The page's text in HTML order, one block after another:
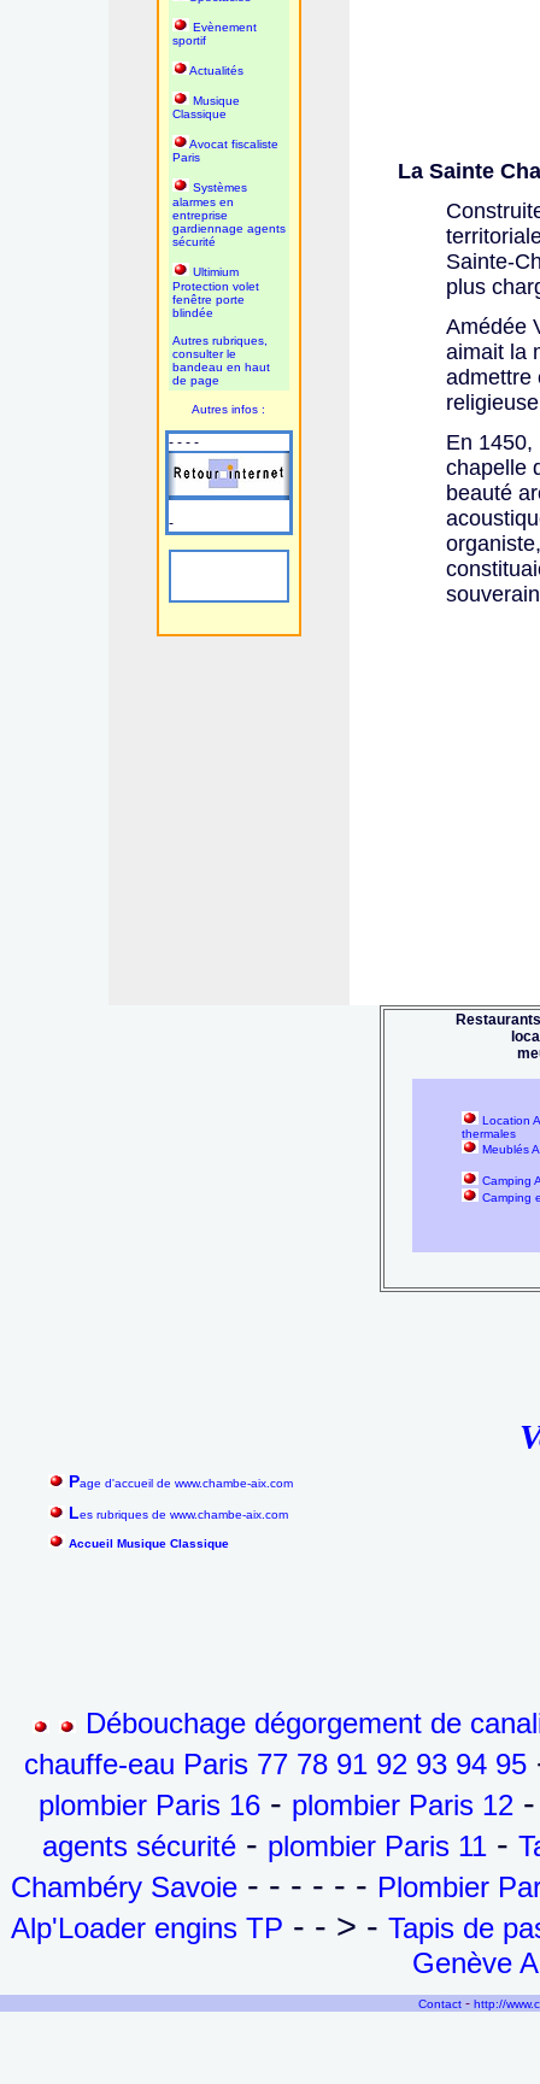
Evènement
sportif
Actualités
Musique
Classique
Avocat fiscaliste
Paris
Systèmes
alarmes en
entreprise
gardiennage agents
sécurité
Ultimium
Protection volet
fenêtre porte
blindée
Autres rubriques,
consulter le
bandeau en haut
de page
Autres infos :
- - - -
-
La Sainte
Sainte-
plus
Amédée
aimait la
admettre
En 1450,
chapelle
beauté
Location
thermales
Meublés
Camping
Camping
Page d'accueil de www.chambe-aix.com
Les rubriques de www.chambe-aix.com
Accueil Musique Classique
Débouchage dégorgement de
chauffe-eau Paris 77 78 91 92 93 94 95
plombier Paris 16 - plombier Paris 12
agents sécurité - plombier Paris 11 -
Chambéry Savoie - - - - - - Plombier
Alp'Loader engins TP - - > - Tapis de
Genève
Contact - http://